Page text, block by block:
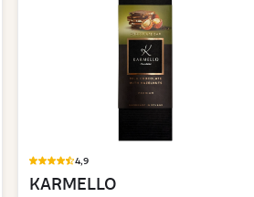
4,9
KARMELLO